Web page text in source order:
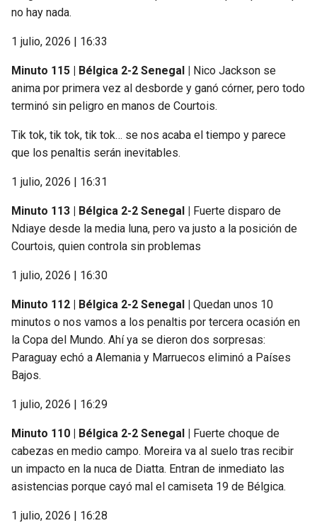
no hay nada.
1 julio, 2026 | 16:33
Minuto 115 | Bélgica 2-2 Senegal | Nico Jackson se
anima por primera vez al desborde y ganó córner, pero todo
terminó sin peligro en manos de Courtois.
Tik tok, tik tok, tik tok… se nos acaba el tiempo y parece
que los penaltis serán inevitables.
1 julio, 2026 | 16:31
Minuto 113 | Bélgica 2-2 Senegal | Fuerte disparo de
Ndiaye desde la media luna, pero va justo a la posición de
Courtois, quien controla sin problemas
1 julio, 2026 | 16:30
Minuto 112 | Bélgica 2-2 Senegal | Quedan unos 10
minutos o nos vamos a los penaltis por tercera ocasión en
la Copa del Mundo. Ahí ya se dieron dos sorpresas:
Paraguay echó a Alemania y Marruecos eliminó a Países
Bajos.
1 julio, 2026 | 16:29
Minuto 110 | Bélgica 2-2 Senegal | Fuerte choque de
cabezas en medio campo. Moreira va al suelo tras recibir
un impacto en la nuca de Diatta. Entran de inmediato las
asistencias porque cayó mal el camiseta 19 de Bélgica.
1 julio, 2026 | 16:28